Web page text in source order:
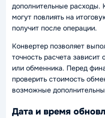
дополнительные расходы.
могут повлиять на
получит после операции.
Конвертер позволяет
точность расчета зависит
или обменника. Перед
проверить стоимость
возможные
Дата и время